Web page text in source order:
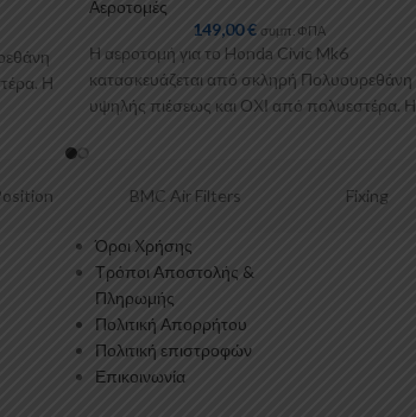
Η
Αεροτομές
149,00€ συμπ. ΦΠΑ
Η αεροτομή για το Honda Civic Mk6
κατασκευάζεται από σκληρή Πολυουρεθάνη
υψηλής πιέσεως και ΟΧΙ από πολυεστέρα. Η
BMC Air Filters Fixing
Όροι Χρήσης
Τρόποι Αποστολής &
Πληρωμής
Πολιτική Απορρήτου
Πολιτική επιστροφών
Επικοινωνία